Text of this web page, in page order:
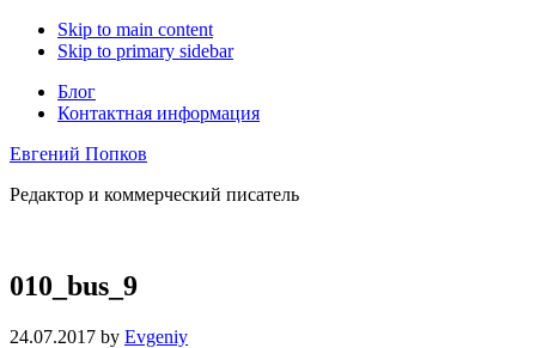
Skip to main content
Skip to primary sidebar
Блог
Контактная информация
Евгений Попков
Редактор и коммерческий писатель
010_bus_9
24.07.2017 by Evgeniy